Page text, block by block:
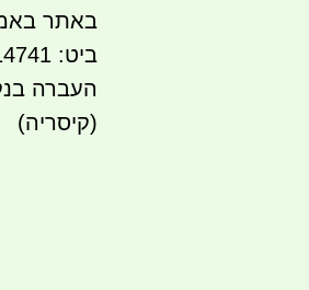
באתר
ביט: 052-3214741
(קיסריה)